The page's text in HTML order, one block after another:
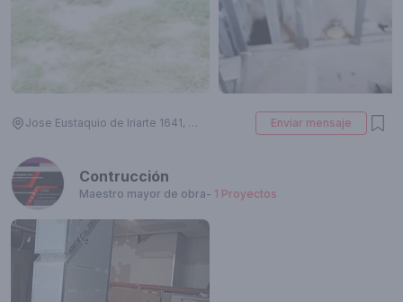
Jose Eustaquio de Iriarte 1641, X5000LEE Córdoba, Argentina Enviar mensaje
Contrucción
Maestro mayor de obra- 1 Proyectos